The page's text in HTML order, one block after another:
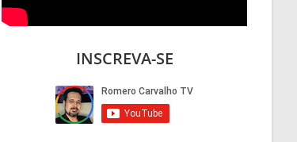
INSCREVA-SE